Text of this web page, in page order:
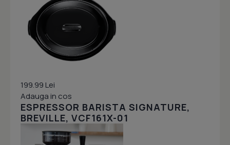
199.99 Lei
Adauga in cos
ESPRESSOR BARISTA SIGNATURE,
BREVILLE, VCF161X-01